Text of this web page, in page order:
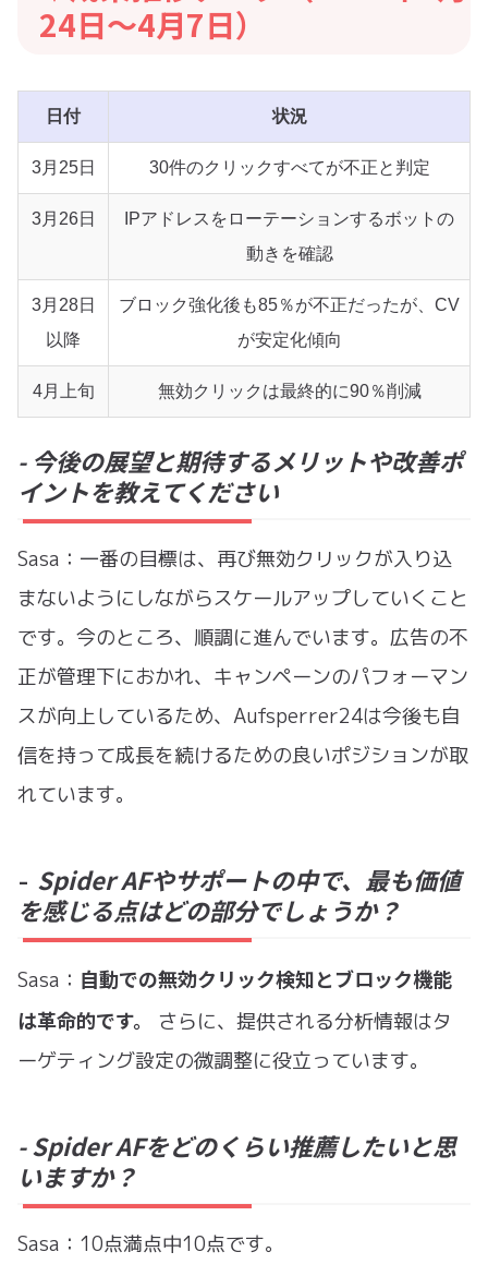
24日〜4月7日）
日付 状況
3月25日 30件のクリックすべてが不正と判定
3月26日
IPアドレスをローテーションするボットの
動きを確認
3月28日
以降
ブロック強化後も85％が不正だったが、CV
が安定化傾向
4月上旬 無効クリックは最終的に90％削減
- 今後の展望と期待するメリットや改善ポ
イントを教えてください
Sasa：一番の目標は、再び無効クリックが入り込
まないようにしながらスケールアップしていくこと
です。今のところ、順調に進んでいます。広告の不
正が管理下におかれ、キャンペーンのパフォーマン
スが向上しているため、Aufsperrer24は今後も自
信を持って成長を続けるための良いポジションが取
れています。
- Spider AFやサポートの中で、最も価値
を感じる点はどの部分でしょうか？
Sasa： 自動での無効クリック検知とブロック機能
は革命的です。
さらに、提供される分析情報はタ
ーゲティング設定の微調整に役立っています。
- Spider AFをどのくらい推薦したいと思
いますか？
Sasa：10点満点中10点です。